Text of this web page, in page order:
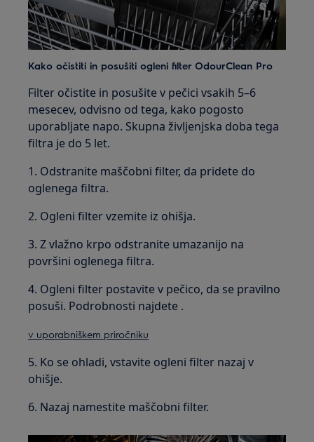
Kako očistiti in posušiti ogleni filter OdourClean Pro
Filter očistite in posušite v pečici vsakih 5–6
mesecev, odvisno od tega, kako pogosto
uporabljate napo. Skupna življenjska doba tega
filtra je do 5 let.
1. Odstranite maščobni filter, da pridete do
oglenega filtra.
2. Ogleni filter vzemite iz ohišja.
3. Z vlažno krpo odstranite umazanijo na
površini oglenega filtra.
4. Ogleni filter postavite v pečico, da se pravilno
posuši. Podrobnosti najdete .
v uporabniškem priročniku
5. Ko se ohladi, vstavite ogleni filter nazaj v
ohišje.
6. Nazaj namestite maščobni filter.